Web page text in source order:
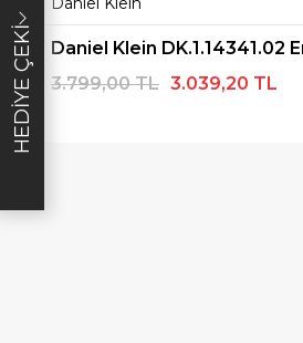
3.039,20 TL
3.799,00 TL
HEDIYE ÇEKI
özel
Çeki
2.000 TL Hediye